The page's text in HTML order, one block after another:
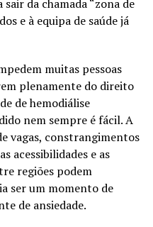
da chamada “zona de
e à equipa de saúde já
muitas pessoas
plenamente do direito
de hemodiálise
nem sempre é fácil. A
vagas, constrangimentos
acessibilidades e as
regiões podem
ser um momento de
de ansiedade.